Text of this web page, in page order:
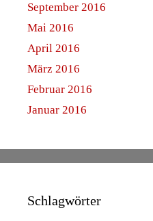
September 2016
Mai 2016
April 2016
März 2016
Februar 2016
Januar 2016
Schlagwörter